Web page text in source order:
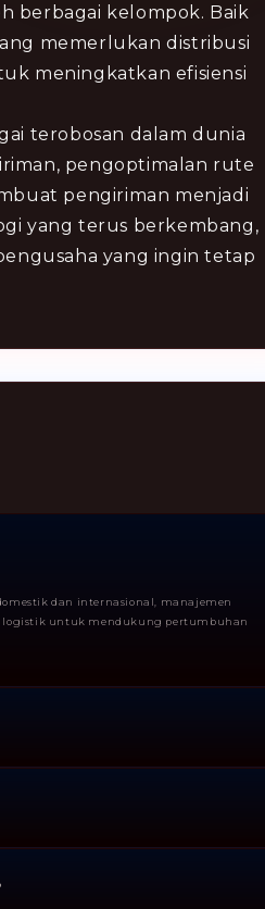
berbagai kelompok. Baik
memerlukan distribusi
meningkatkan efisiensi
terobosan dalam dunia
pengoptimalan rute
pengiriman menjadi
yang terus berkembang,
yang ingin tetap
dan internasional, manajemen
logistik untuk mendukung pertumbuhan